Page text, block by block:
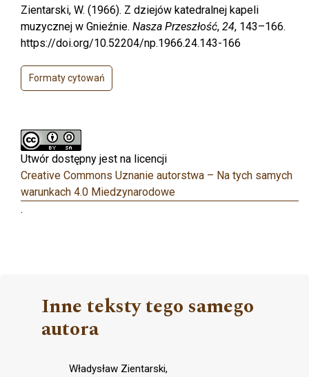
Zientarski, W. (1966). Z dziejów katedralnej kapeli
muzycznej w Gnieźnie. Nasza Przeszłość, 24, 143–166.
https://doi.org/10.52204/np.1966.24.143-166
Formaty cytowań
Utwór dostępny jest na licencji
Creative Commons Uznanie autorstwa – Na tych samych
warunkach 4.0 Miedzynarodowe
.
Inne teksty tego samego
autora
Władysław Zientarski,